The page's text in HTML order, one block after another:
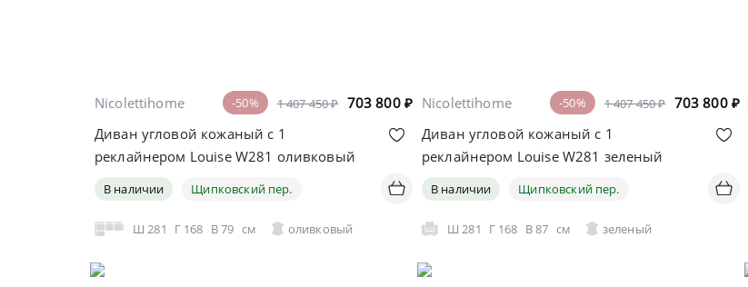
1 407 450 ₽ 703 800 ₽
-50%
Nicolettihome
Диван угловой кожаный с 1
реклайнером Louise W281 оливковый
В наличии Щипковский пер.
Ш 281 Г 168 В79 см оливковый
1 407 450 ₽ 703 800 ₽
-50%
Nicolettihome
Диван угловой кожаный с 1
реклайнером Louise W281 зеленый
В наличии Щипковский пер.
Ш 281 Г 168 В87 см зеленый